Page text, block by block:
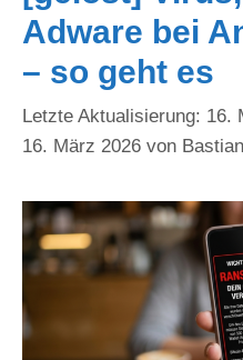
Adware bei
– so geht es
16.
16. März 2026 von